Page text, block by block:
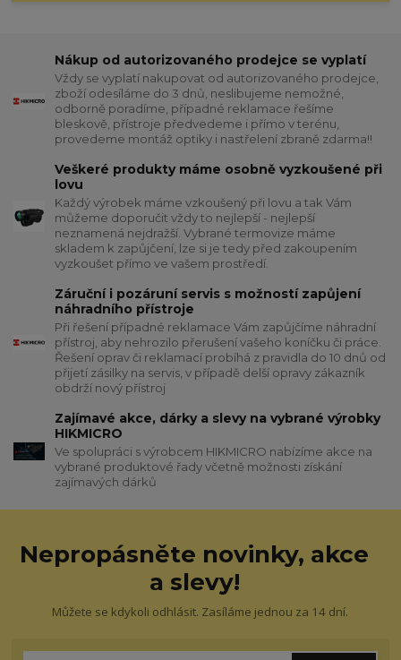
Nákup od autorizovaného prodejce se vyplatí
Vždy se vyplatí nakupovat od autorizovaného prodejce,
zboží odesíláme do 3 dnů, neslibujeme nemožné,
odborně poradíme, případné reklamace řešíme
bleskově, přístroje předvedeme i přímo v terénu,
provedeme montáž optiky i nastřelení zbraně zdarma!!
Veškeré produkty máme osobně vyzkoušené při
lovu
Každý výrobek máme vzkoušený při lovu a tak Vám
můžeme doporučit vždy to nejlepší - nejlepší
neznamená nejdražší. Vybrané termovize máme
skladem k zapůjčení, lze si je tedy před zakoupením
vyzkoušet přímo ve vašem prostředí.
Záruční i pozáruní servis s možností zapůjení
náhradního přístroje
Při řešení případné reklamace Vám zapůjčíme náhradní
přístroj, aby nehrozilo přerušení vašeho koníčku či práce.
Řešení oprav či reklamací probíhá z pravidla do 10 dnů od
přijetí zásilky na servis, v případě delší opravy zákazník
obdrží nový přístroj
Zajímavé akce, dárky a slevy na vybrané výrobky
HIKMICRO
Ve spolupráci s výrobcem HIKMICRO nabízíme akce na
vybrané produktové řady včetně možnosti získání
zajímavých dárků
Nepropásněte novinky, akce
a slevy!
Můžete se kdykoli odhlásit. Zasíláme jednou za 14 dní.